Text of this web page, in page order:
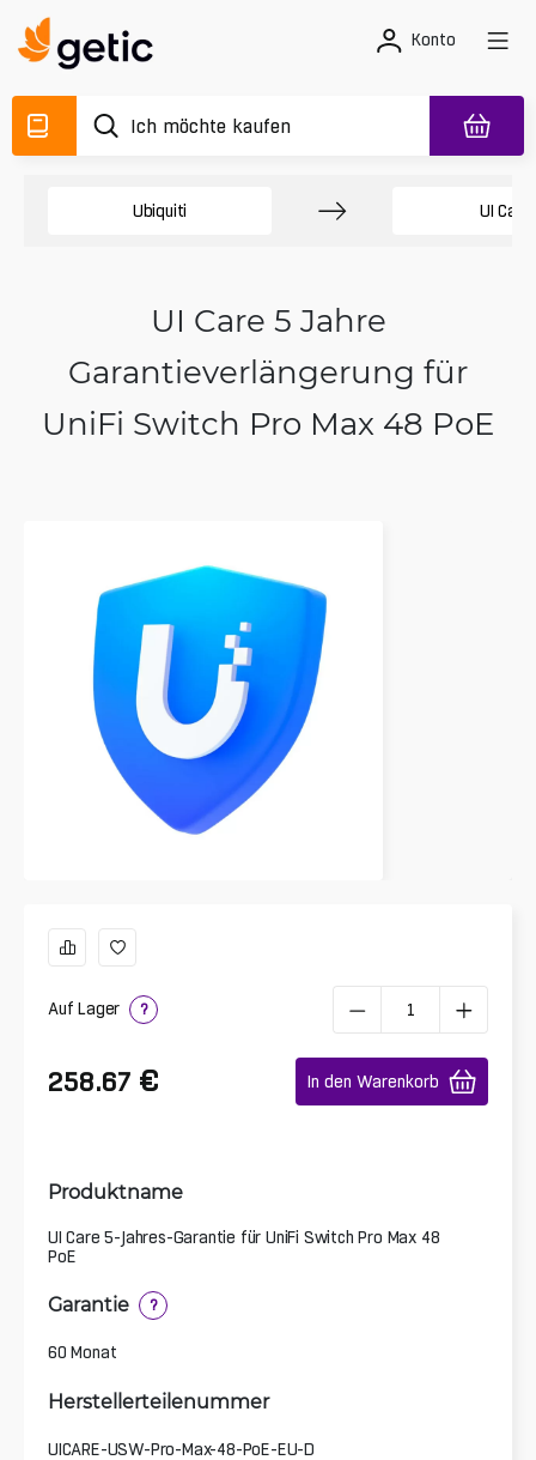
Konto
Ubiquiti UI
UI Care 5 Jahre
Garantieverlängerung für
UniFi Switch Pro Max 48 PoE
Auf Lager ?
258.67 € In den Warenkorb
Produktname
UI Care 5-Jahres-Garantie für UniFi Switch Pro Max 48
PoE
Garantie ?
60 Monat
Herstellerteilenummer
UICARE-USW-Pro-Max-48-PoE-EU-D